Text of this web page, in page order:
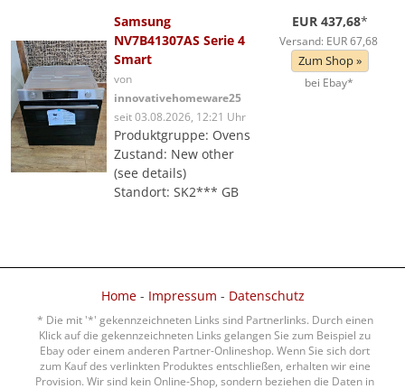
Samsung
NV7B41307AS Serie 4
Smart
von
innovativehomeware25
seit 03.08.2026, 12:21 Uhr
Produktgruppe: Ovens
Zustand: New other
(see details)
Standort: SK2*** GB
EUR 437,68*
Versand: EUR 67,68
Zum Shop »
bei Ebay*
Home- Impressum - Datenschutz
* Die mit '*' gekennzeichneten Links sind Partnerlinks. Durch einen
Klick auf die gekennzeichneten Links gelangen Sie zum Beispiel zu
Ebay oder einem anderen Partner-Onlineshop. Wenn Sie sich dort
zum Kauf des verlinkten Produktes entschließen, erhalten wir eine
Provision. Wir sind kein Online-Shop, sondern beziehen die Daten in